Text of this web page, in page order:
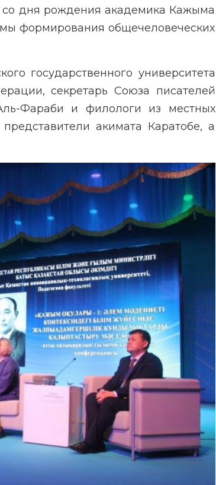
со дня рождения академика Кажыма
формирования общечеловеческих
государственного университета
секретарь Союза писателей
Фараби и филологи из местных
акимата Каратобе, а